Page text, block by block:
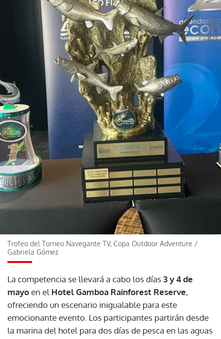
Trofeo del Torneo Navegante TV, Copa Outdoor Adventure /
Gabriela Gómez
La competencia se llevará a cabo los días3 y 4 de
mayoen el Hotel Gamboa Rainforest Reserve,
ofreciendo un escenario inigualable para este
emocionante evento. Los participantes partirán desde
la marina del hotel para dos días de pesca en las aguas